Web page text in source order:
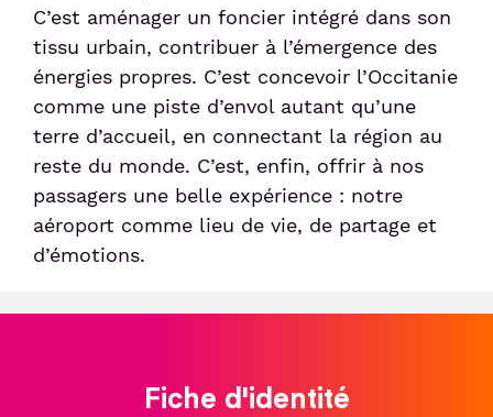
Meet & Greet
C’est aménager un foncier intégré dans son
tissu urbain, contribuer à l’émergence des
énergies propres. C’est concevoir l’Occitanie
comme une piste d’envol autant qu’une
terre d’accueil, en connectant la région au
reste du monde. C’est, enfin, offrir à nos
passagers une belle expérience : notre
aéroport comme lieu de vie, de partage et
d’émotions.
Fiche d'identité